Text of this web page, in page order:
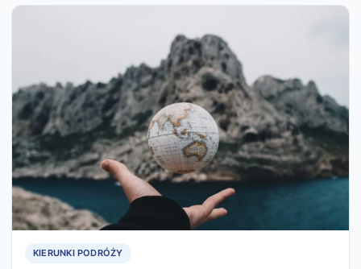
KIERUNKI PODRÓŻY